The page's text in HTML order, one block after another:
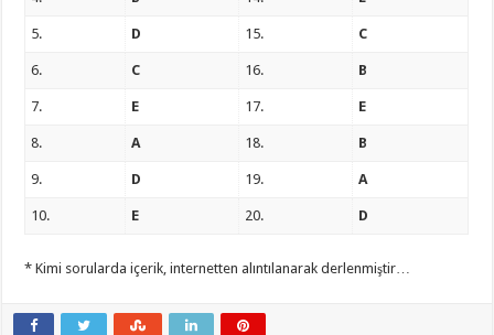
5. D 15. C
6. C 16. B
7. E 17. E
8. A 18. B
9. D 19. A
10. E 20. D
* Kimi sorularda içerik, internetten alıntılanarak derlenmiştir…